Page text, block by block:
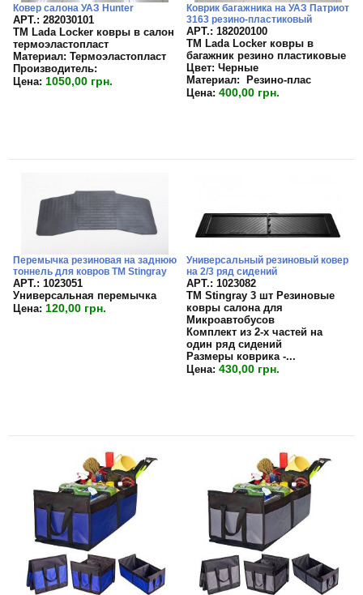
Ковер салона УАЗ Hunter
APT.: 282030101
TM Lada Locker ковры в салон
термоэластопласт
Материал: Термоэластопласт
Производитель:
Цена: 1050,00 грн.
Коврик багажника на УАЗ Патриот
3163 резино-пластиковый
APT.: 182020100
TM Lada Locker ковры в
багажник резино пластиковые
Цвет: Черные
Материал: Резино-плас
Цена: 400,00 грн.
Перемычка резиновая на заднюю
тоннель для ковров TM Stingray
APT.: 1023051
Универсальная перемычка
Цена: 120,00 грн.
Универсальный резиновый ковер
на 2/3 ряд сидений
APT.: 1023082
TM Stingray 3 шт Резиновые
ковры салона для
Микроавтобусов
Комплект из 2-х частей на
один ряд сидений
Размеры коврика -...
Цена: 430,00 грн.